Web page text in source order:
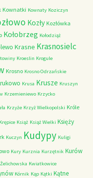
Kownatki Kownaty Koziczyn
Kozły Kozłówka
Kołobrzeg Kołodziąż
Krasne Krasnosielc
Kroeslin Krogule
Krosno Krosno Odrzańskie
Krusa Krusze Kruszyn
Krzemieniewo Krzycko
Krzyże Krzyż Wielkopolski Króle
Krępice Książ Książ Wielki Księży
Kuczyn Kudypy Kuligi
Kury Kurznia Kurzętnik Kurów
Kwiatkowice
Kórnik Kąp Kątki Kątne